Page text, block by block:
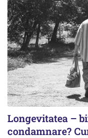
Longevitatea –
condamnare?